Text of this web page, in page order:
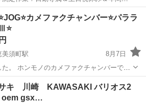
作業★マイカー通勤OK＆無料駐車場あり
度あり！《茨城県常陸大宮市》 人気の
工...
カメファクチャンバー⭐️パララ
美須町駅
8月7日
。 ホンモノのカメファクチャンバーで
⚫︎定型分は禁止。 ⚫︎9:30-18:30間でお取引
も3パターン以上を 記載しメッセージよろ
町駅 ヤマハ
キ 川崎 KAWASAKI バリオス2
zr250b oem gsx…